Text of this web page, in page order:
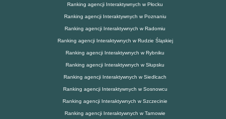
Ranking agencji Interaktywnych w Płocku
Ranking agencji Interaktywnych w Poznaniu
Ranking agencji Interaktywnych w Radomiu
Ranking agencji Interaktywnych w Rudzie Śląskiej
Ranking agencji Interaktywnych w Rybniku
Ranking agencji Interaktywnych w Słupsku
Ranking agencji Interaktywnych w Siedlcach
Ranking agencji Interaktywnych w Sosnowcu
Ranking agencji Interaktywnych w Szczecinie
Ranking agencji Interaktywnych w Tarnowie